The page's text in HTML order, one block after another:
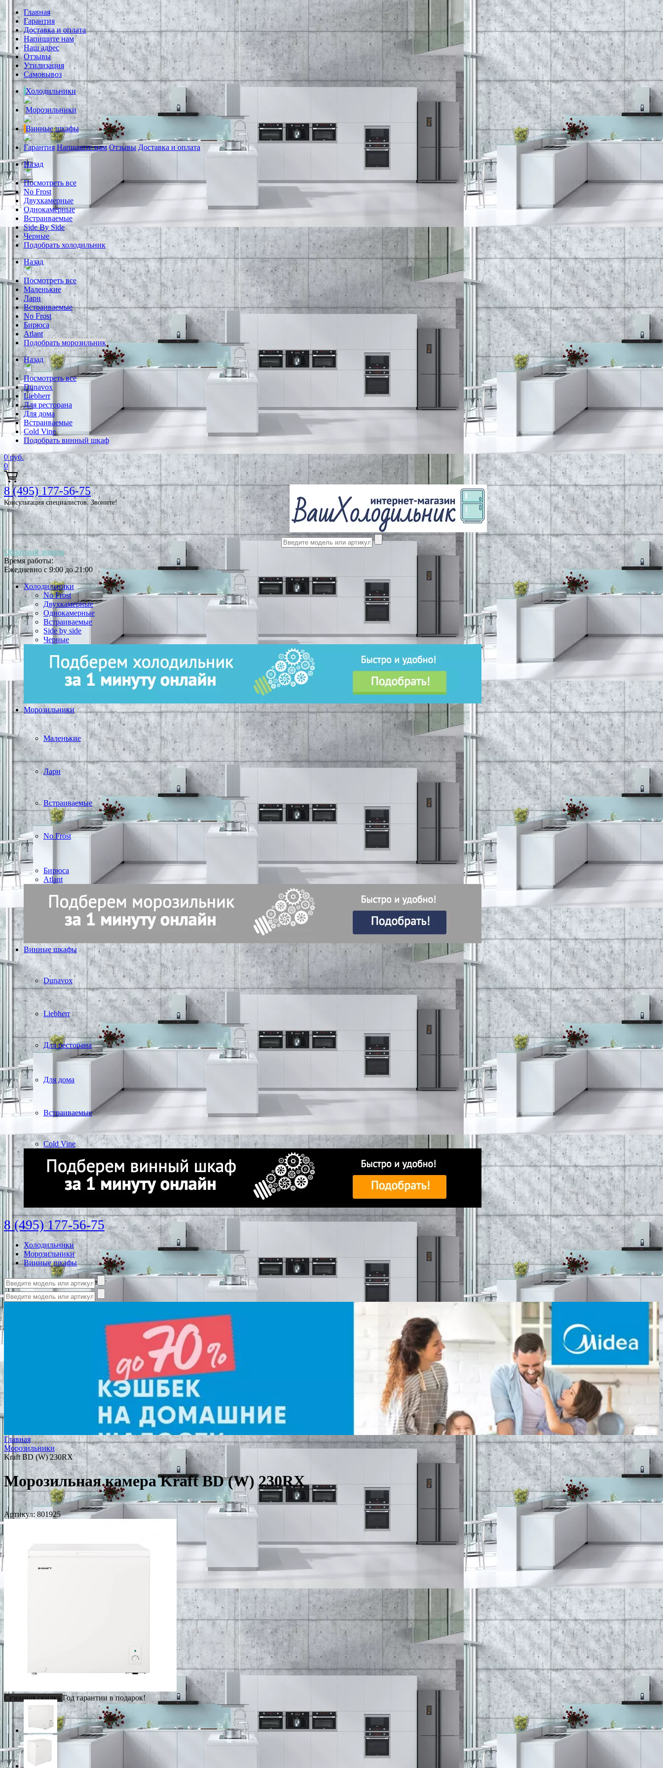
Главная
Гарантия
Доставка и оплата
Напишите нам
Наш адрес
Отзывы
Утилизация
Самовывоз
Холодильники
Морозильники
Винные шкафы
Гарантия Напишите нам Отзывы Доставка и оплата
Назад
Посмотреть все
No Frost
Двухкамерные
Однокамерные
Встраиваемые
Side By Side
Черные
Подобрать холодильник
Назад
Посмотреть все
Маленькие
Лари
Встраиваемые
No Frost
Бирюса
Atlant
Подобрать морозильник
Назад
Посмотреть все
Dunavox
Liebherr
Для ресторана
Для дома
Встраиваемые
Cold Vine
Подобрать винный шкаф
0 руб.
0
8 (495) 177-56-75
Консультация специалистов. Звоните!
Обратный звонок
Время работы:
Ежедневно с 9:00 до 21:00
Холодильники
No Frost
Двухкамерные
Однокамерные
Встраиваемые
Side by side
Черные
Морозильники
Маленькие
Лари
Встраиваемые
No Frost
Бирюса
Atlant
Винные шкафы
Dunavox
Liebherr
Для ресторана
Для дома
Встраиваемые
Cold Vine
8 (495) 177-56-75
Холодильники
Морозильники
Винные шкафы
Главная
Морозильники
Kraft BD (W) 230RX
Морозильная камера Kraft BD (W) 230RX
Артикул: 801925
Сезонная скидка Год гарантии в подарок!